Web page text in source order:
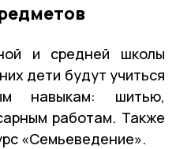
и средней школы
дети будут учиться
навыкам: шитью,
работам. Также
«Семьеведение».